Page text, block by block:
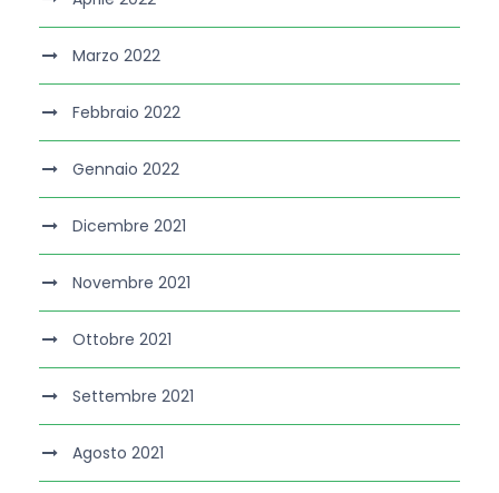
Marzo 2022
Febbraio 2022
Gennaio 2022
Dicembre 2021
Novembre 2021
Ottobre 2021
Settembre 2021
Agosto 2021